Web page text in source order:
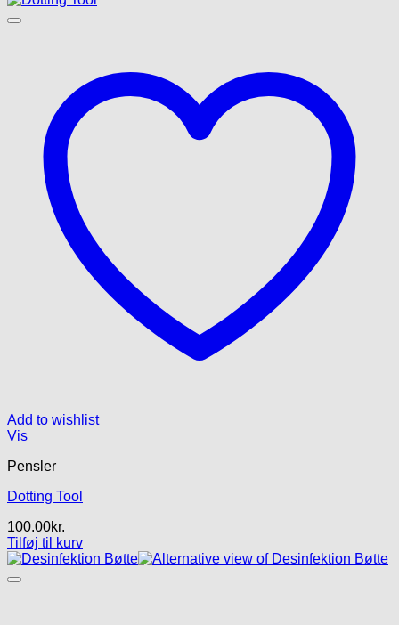
Add to wishlist
Vis
Pensler
Dotting Tool
100.00kr.
Tilføj til kurv